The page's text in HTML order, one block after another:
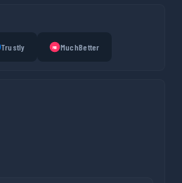
Trustly MB MuchBetter